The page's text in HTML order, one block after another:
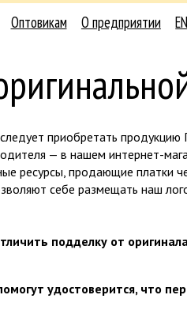
Оптовикам О предприятии EN
приобретать
— в нашем интернет-
ресурсы, продающие платки
себе размещать наш
подделку от
удостоверится, что